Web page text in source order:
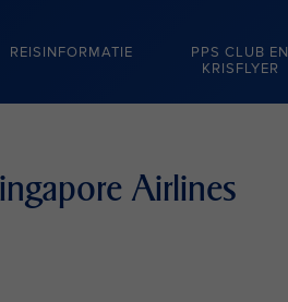
REISINFORMATIE
PPS CLUB EN
KRISFLYER
Airlines